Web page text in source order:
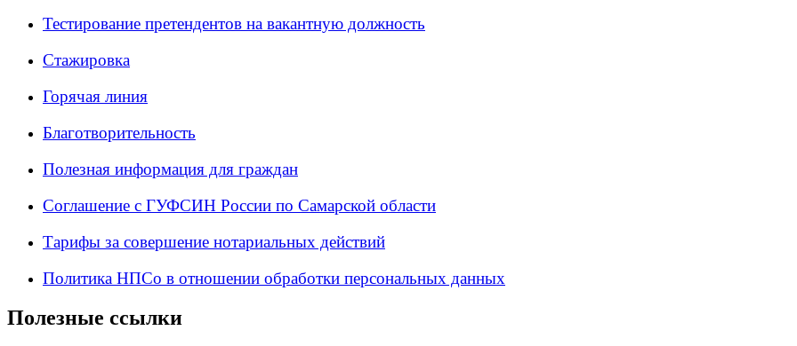
Тестирование претендентов на вакантную должность
Стажировка
Горячая линия
Благотворительность
Полезная информация для граждан
Соглашение с ГУФСИН России по Самарской области
Тарифы за совершение нотариальных действий
Политика НПСо в отношении обработки персональных данных
Полезные ссылки